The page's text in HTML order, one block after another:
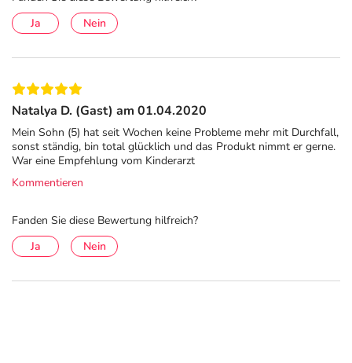
Ja
Nein
Natalya D. (Gast) am 01.04.2020
Mein Sohn (5) hat seit Wochen keine Probleme mehr mit Durchfall,
sonst ständig, bin total glücklich und das Produkt nimmt er gerne.
War eine Empfehlung vom Kinderarzt
Kommentieren
Fanden Sie diese Bewertung hilfreich?
Ja
Nein